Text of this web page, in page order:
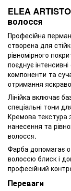
ELEA
волосся
Професійна
створена для
рівномірного
поєднує
компоненти та
отримання
Лінійка включає
спеціальні тони
Кремова текстура
нанесення та
волосся.
Фарба допомагає
волоссю блиск і
професійний
Переваги